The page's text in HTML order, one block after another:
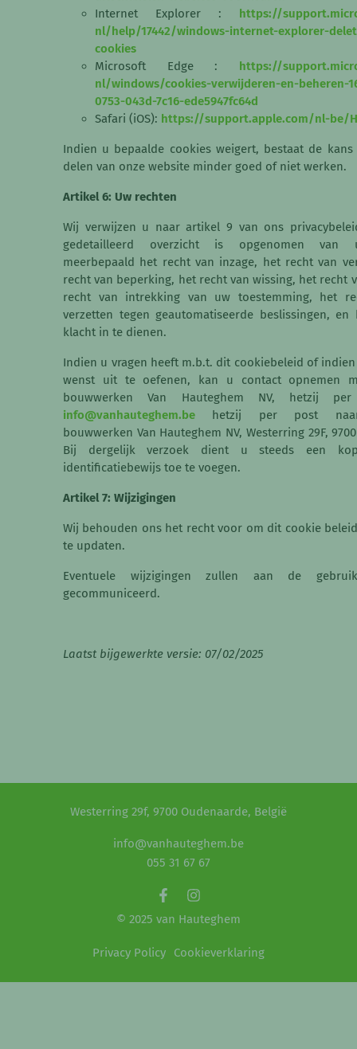
Internet Explorer :
https://
nl/help/17442/windows-internet-explorer-
cookies
Microsoft Edge
:
https://
nl/windows/cookies-verwijderen-en-beheren-
0753-043d-7c16-ede5947fc64d
Safari (iOS): https://support.apple.com/nl-be/
Indien u bepaalde cookies weigert, bestaat de
delen van onze website minder goed of niet werken.
Artikel 6: Uw rechten
Wij verwijzen u naar artikel 9 van ons
gedetailleerd overzicht is opgenomen van
meerbepaald het recht van inzage, het recht van
recht van beperking, het recht van wissing, het recht
recht van intrekking van uw toestemming, het
verzetten tegen geautomatiseerde beslissingen,
klacht in te dienen.
Indien u vragen heeft m.b.t. dit cookiebeleid of
wenst uit te oefenen, kan u contact opnemen
bouwwerken Van Hauteghem NV, hetzij
info@vanhauteghem.be hetzij per post naar
bouwwerken Van Hauteghem NV, Westerring 29F,
Bij dergelijk verzoek dient u steeds een
identificatiebewijs toe te voegen.
Artikel 7: Wijzigingen
Wij behouden ons het recht voor om dit cookie
te updaten.
Eventuele wijzigingen zullen aan de
gecommuniceerd.
Laatst bijgewerkte versie: 07/02/2025
info@vanhauteghem.be
055 31 67 67
Privacy Policy Cookieverklaring
© 2025 van Hauteghem
Westerring 29f, 9700 Oudenaarde, België